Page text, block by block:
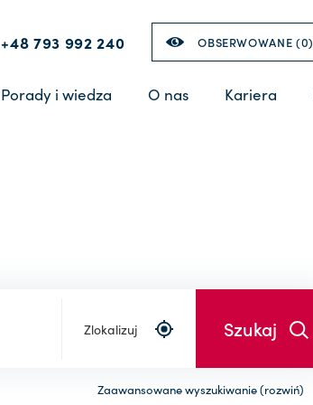
+48 793 992 240 OBSERWOWANE (0)
Porady i wiedza O nas Kariera
Zlokalizuj
Zaawansowane wyszukiwanie (rozwiń)